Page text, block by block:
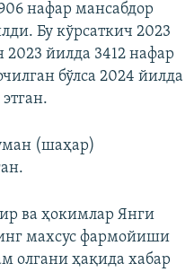
нафар мансабдор
Бу кўрсаткич 2023
2023 йилда 3412 нафар
бўлса 2024 йилда
(шаҳар)
ва ҳокимлар Янги
махсус фармойиши
олгани ҳақида хабар